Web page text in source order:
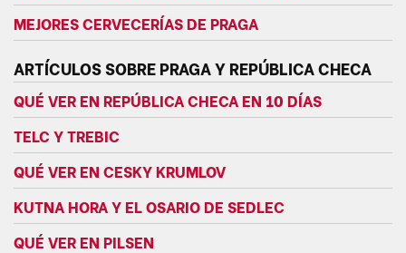
MEJORES CERVECERÍAS DE PRAGA
ARTÍCULOS SOBRE PRAGA Y REPÚBLICA CHECA
QUÉ VER EN REPÚBLICA CHECA EN 10 DÍAS
TELC Y TREBIC
QUÉ VER EN CESKY KRUMLOV
KUTNA HORA Y EL OSARIO DE SEDLEC
QUÉ VER EN PILSEN